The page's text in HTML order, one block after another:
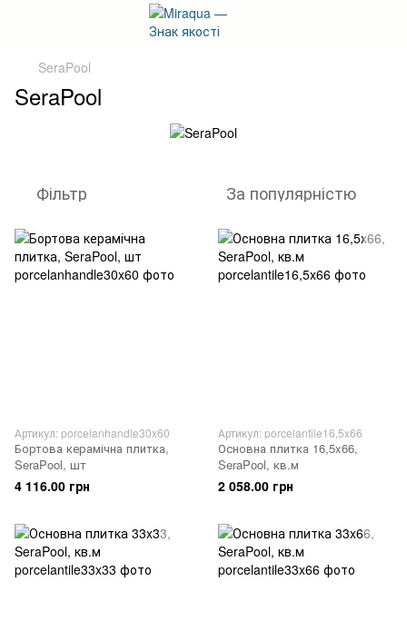
SeraPool
SeraPool
Фільтр За популярністю
Артикул: porcelanhandle30x60
Бортова керамічна плитка,
SeraPool, шт
4 116.00 грн
Артикул: porcelantile16,5x66
Основна плитка 16,5x66,
SeraPool, кв.м
2 058.00 грн